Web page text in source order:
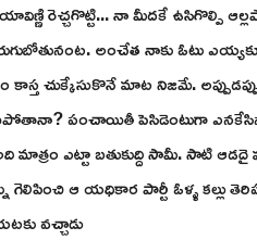
రెచ్చగొట్టి... నా మీదకే ఉసిగొల్పి
అంచేత నాకు ఓటు
కాస్త చుక్కేసుకొనే మాట నిజమే.
పంచాయితీ పెసిడెంటుగా ఎనకేసిన
మాత్రం ఎట్టా బతుకుద్ది సామీ. సాటి
ఆ యధికార పార్టీ ఓళ్ళ కల్లు
వచ్చాడు